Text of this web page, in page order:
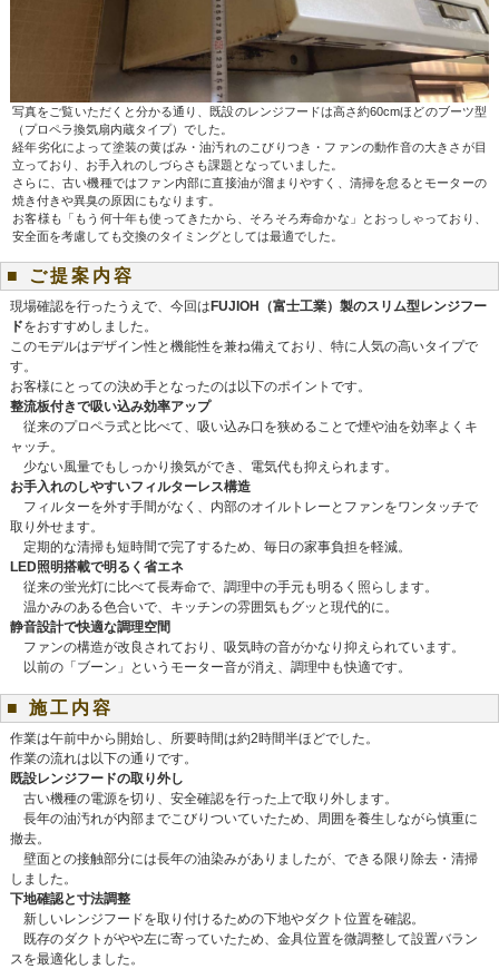
写真をご覧いただくと分かる通り、既設のレンジフードは高さ約60cmほどのブーツ型
（プロペラ換気扇内蔵タイプ）でした。
経年劣化によって塗装の黄ばみ・油汚れのこびりつき・ファンの動作音の大きさが目
立っており、お手入れのしづらさも課題となっていました。
さらに、古い機種ではファン内部に直接油が溜まりやすく、清掃を怠るとモーターの
焼き付きや異臭の原因にもなります。
お客様も「もう何十年も使ってきたから、そろそろ寿命かな」とおっしゃっており、
安全面を考慮しても交換のタイミングとしては最適でした。
■ ご提案内容
現場確認を行ったうえで、今回は FUJIOH（富士工業）製のスリム型レンジフー
ドをおすすめしました。
このモデルはデザイン性と機能性を兼ね備えており、特に人気の高いタイプで
す。
お客様にとっての決め手となったのは以下のポイントです。
整流板付きで吸い込み効率アップ
従来のプロペラ式と比べて、吸い込み口を狭めることで煙や油を効率よくキ
ャッチ。
少ない風量でもしっかり換気ができ、電気代も抑えられます。
お手入れのしやすいフィルターレス構造
フィルターを外す手間がなく、内部のオイルトレーとファンをワンタッチで
取り外せます。
定期的な清掃も短時間で完了するため、毎日の家事負担を軽減。
LED照明搭載で明るく省エネ
従来の蛍光灯に比べて長寿命で、調理中の手元も明るく照らします。
温かみのある色合いで、キッチンの雰囲気もグッと現代的に。
静音設計で快適な調理空間
ファンの構造が改良されており、吸気時の音がかなり抑えられています。
以前の「ブーン」というモーター音が消え、調理中も快適です。
■ 施工内容
作業は午前中から開始し、所要時間は約2時間半ほどでした。
作業の流れは以下の通りです。
既設レンジフードの取り外し
古い機種の電源を切り、安全確認を行った上で取り外します。
長年の油汚れが内部までこびりついていたため、周囲を養生しながら慎重に
撤去。
壁面との接触部分には長年の油染みがありましたが、できる限り除去・清掃
しました。
下地確認と寸法調整
新しいレンジフードを取り付けるための下地やダクト位置を確認。
既存のダクトがやや左に寄っていたため、金具位置を微調整して設置バラン
スを最適化しました。